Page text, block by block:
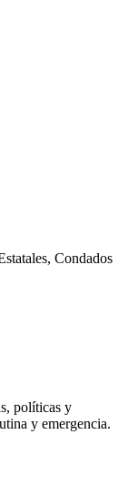
Condados
políticas y
y emergencia.